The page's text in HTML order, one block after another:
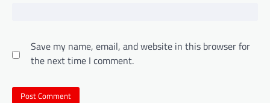
Save my name, email, and website in this browser for
the next time I comment.